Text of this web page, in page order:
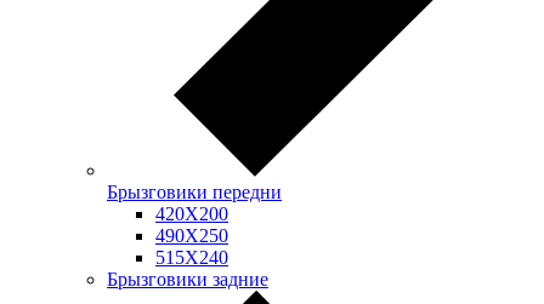
Брызговики передни
420Х200
490Х250
515Х240
Брызговики задние